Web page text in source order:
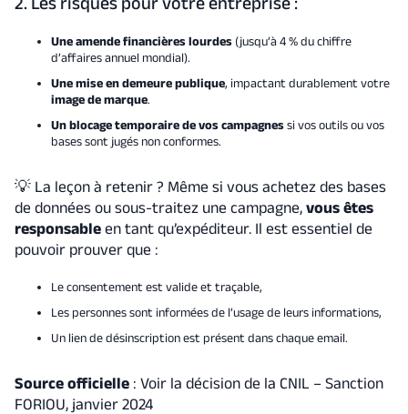
Une amende financières lourdes (jusqu’à 4 % du chiffre
d’affaires annuel mondial).
Une mise en demeure publique, impactant durablement votre
image de marque.
Un blocage temporaire de vos campagnes si vos outils ou vos
bases sont jugés non conformes.
💡 La leçon à retenir ? Même si vous achetez des bases
de données ou sous-traitez une campagne, vous êtes
responsableen tant qu’expéditeur. Il est essentiel de
pouvoir prouver que :
Le consentement est valide et traçable,
Les personnes sont informées de l’usage de leurs informations,
Un lien de désinscription est présent dans chaque email.
Source officielle: Voir la décision de la CNIL – Sanction
FORIOU, janvier 2024